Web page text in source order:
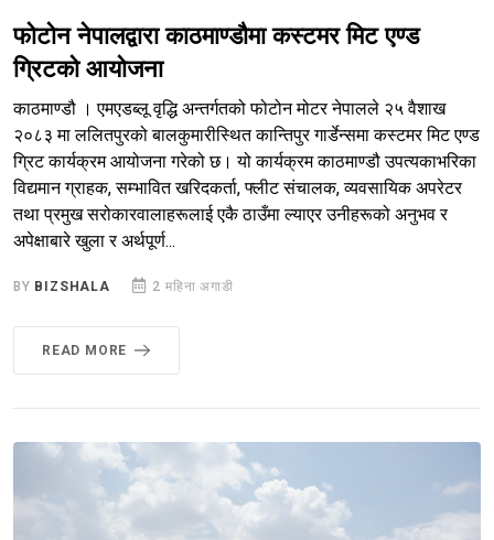
फोटोन नेपालद्वारा काठमाण्डौमा कस्टमर मिट एण्ड
ग्रिटको आयोजना
काठमाण्डौ । एमएडब्लू वृद्धि अन्तर्गतको फोटोन मोटर नेपालले २५ वैशाख
२०८३ मा ललितपुरको बालकुमारीस्थित कान्तिपुर गार्डेन्समा कस्टमर मिट एण्ड
ग्रिट कार्यक्रम आयोजना गरेको छ। यो कार्यक्रम काठमाण्डौ उपत्यकाभरिका
विद्यमान ग्राहक, सम्भावित खरिदकर्ता, फ्लीट संचालक, व्यवसायिक अपरेटर
तथा प्रमुख सरोकारवालाहरूलाई एकै ठाउँमा ल्याएर उनीहरूको अनुभव र
अपेक्षाबारे खुला र अर्थपूर्ण...
BY BIZSHALA 2 महिना अगाडी
READ MORE